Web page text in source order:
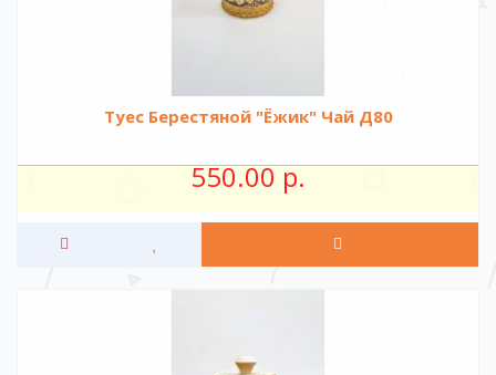
Туес Берестяной "Ёжик" Чай Д80
550.00 р.